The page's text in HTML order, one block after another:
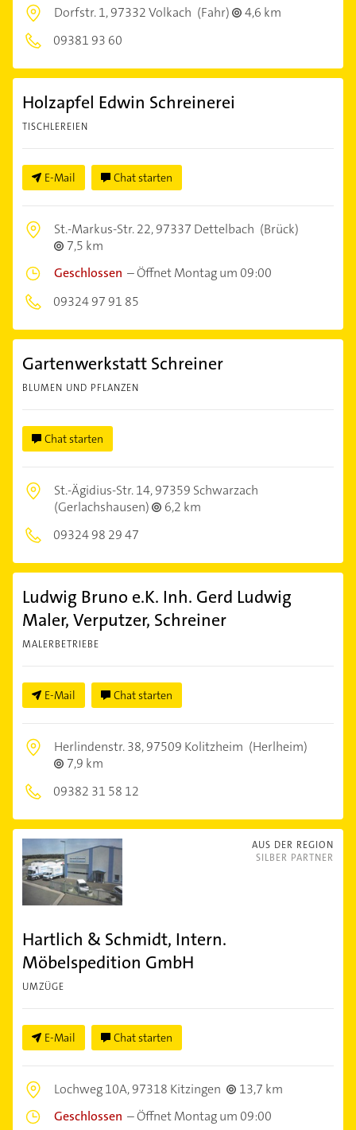
Dorfstr. 1,97332 Volkach (Fahr)
4,6 km
09381 93 60
Holzapfel Edwin Schreinerei
TISCHLEREIEN
E-Mail Chat starten
St.-Markus-Str. 22,97337 Dettelbach (Brück)
7,5 km
Geschlossen –Öffnet Montag um 09:00
09324 97 91 85
Gartenwerkstatt Schreiner
BLUMEN UND PFLANZEN
Chat starten
St.-Ägidius-Str. 14,97359 Schwarzach
(Gerlachshausen)
6,2 km
09324 98 29 47
Ludwig Bruno e.K. Inh. Gerd Ludwig
Maler, Verputzer, Schreiner
MALERBETRIEBE
E-Mail Chat starten
Herlindenstr. 38,97509 Kolitzheim (Herlheim)
7,9 km
09382 31 58 12
AUS DER REGION
SILBER PARTNER
Hartlich & Schmidt, Intern.
Möbelspedition GmbH
UMZÜGE
E-Mail Chat starten
Lochweg 10A,97318 Kitzingen
13,7 km
Geschlossen –Öffnet Montag um 09:00